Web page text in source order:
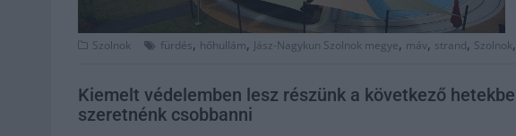
Szolnok fürdés, hőhullám, Jász-Nagykun Szolnok megye, máv, strand, Szolnok,
Kiemelt védelemben lesz részünk a következő
szeretnénk csobbanni